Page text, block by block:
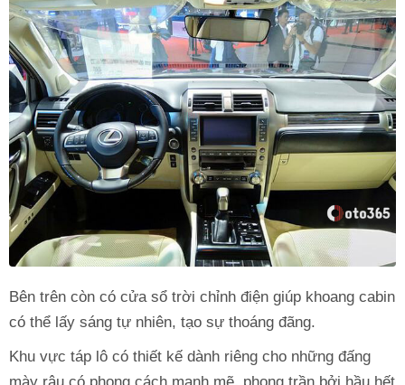
Bên trên còn có cửa sổ trời chỉnh điện giúp khoang cabin
có thể lấy sáng tự nhiên, tạo sự thoáng đãng.
Khu vực táp lô có thiết kế dành riêng cho những đấng